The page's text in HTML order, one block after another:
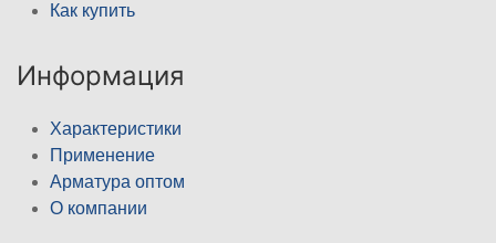
Как купить
Информация
Характеристики
Применение
Арматура оптом
О компании